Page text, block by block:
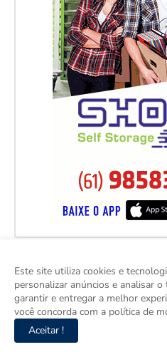
Este site utiliza cookies e
personalizar anúncios e analisar
garantir e entregar a melhor
você concorda com a política de
Aceitar !